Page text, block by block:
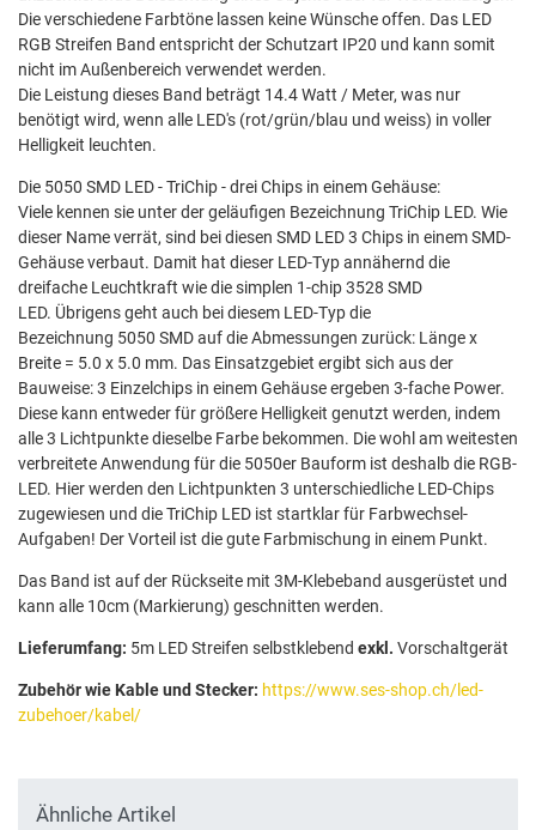
Die verschiedene Farbtöne lassen keine Wünsche offen. Das LED
RGB Streifen Band entspricht der Schutzart IP20 und kann somit
nicht im Außenbereich verwendet werden.
Die Leistung dieses Band beträgt 14.4 Watt / Meter, was nur
benötigt wird, wenn alle LED's (rot/grün/blau und weiss) in voller
Helligkeit leuchten.
Die 5050 SMD LED - TriChip - drei Chips in einem Gehäuse:
Viele kennen sie unter der geläufigen Bezeichnung TriChip LED. Wie
dieser Name verrät, sind bei diesen SMD LED 3 Chips in einem SMD-
Gehäuse verbaut. Damit hat dieser LED-Typ annähernd die
dreifache Leuchtkraft wie die simplen 1-chip 3528 SMD
LED. Übrigens geht auch bei diesem LED-Typ die
Bezeichnung 5050 SMD auf die Abmessungen zurück: Länge x
Breite = 5.0 x 5.0 mm. Das Einsatzgebiet ergibt sich aus der
Bauweise: 3 Einzelchips in einem Gehäuse ergeben 3-fache Power.
Diese kann entweder für größere Helligkeit genutzt werden, indem
alle 3 Lichtpunkte dieselbe Farbe bekommen. Die wohl am weitesten
verbreitete Anwendung für die 5050er Bauform ist deshalb die RGB-
LED. Hier werden den Lichtpunkten 3 unterschiedliche LED-Chips
zugewiesen und die TriChip LED ist startklar für Farbwechsel-
Aufgaben! Der Vorteil ist die gute Farbmischung in einem Punkt.
Das Band ist auf der Rückseite mit 3M-Klebeband ausgerüstet und
kann alle 10cm (Markierung) geschnitten werden.
Lieferumfang: 5m LED Streifen selbstklebend exkl. Vorschaltgerät
Zubehör wie Kable und Stecker: https://www.ses-shop.ch/led-
zubehoer/kabel/
Ähnliche Artikel